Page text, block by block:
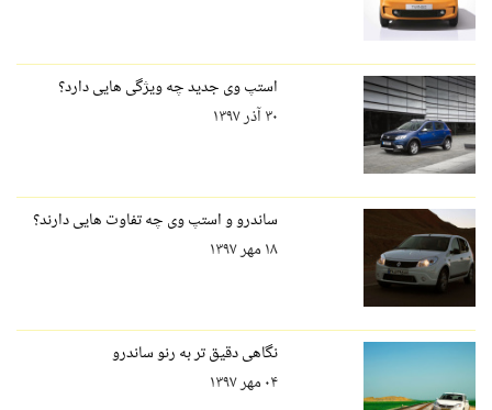
استپ وی جدید چه ویژگی هایی دارد؟
۳۰ آذر ۱۳۹۷
ساندرو و استپ وی چه تفاوت هایی دارند؟
۱۸ مهر ۱۳۹۷
نگاهی دقیق تر به رنو ساندرو
۰۴ مهر ۱۳۹۷